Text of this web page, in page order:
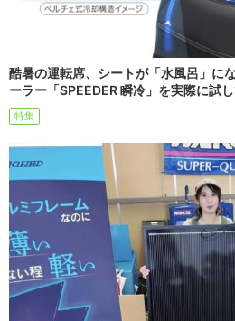
酷暑の運転席、シートが「水風呂」に
ーラー「SPEEDER 瞬冷」を実際に試
特集